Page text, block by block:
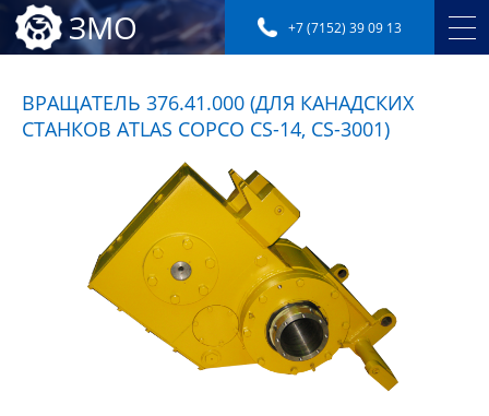
ЗМО +7 (7152) 39 09 13
ВРАЩАТЕЛЬ 376.41.000 (ДЛЯ КАНАДСКИХ
СТАНКОВ ATLAS COPCO CS-14, CS-3001)